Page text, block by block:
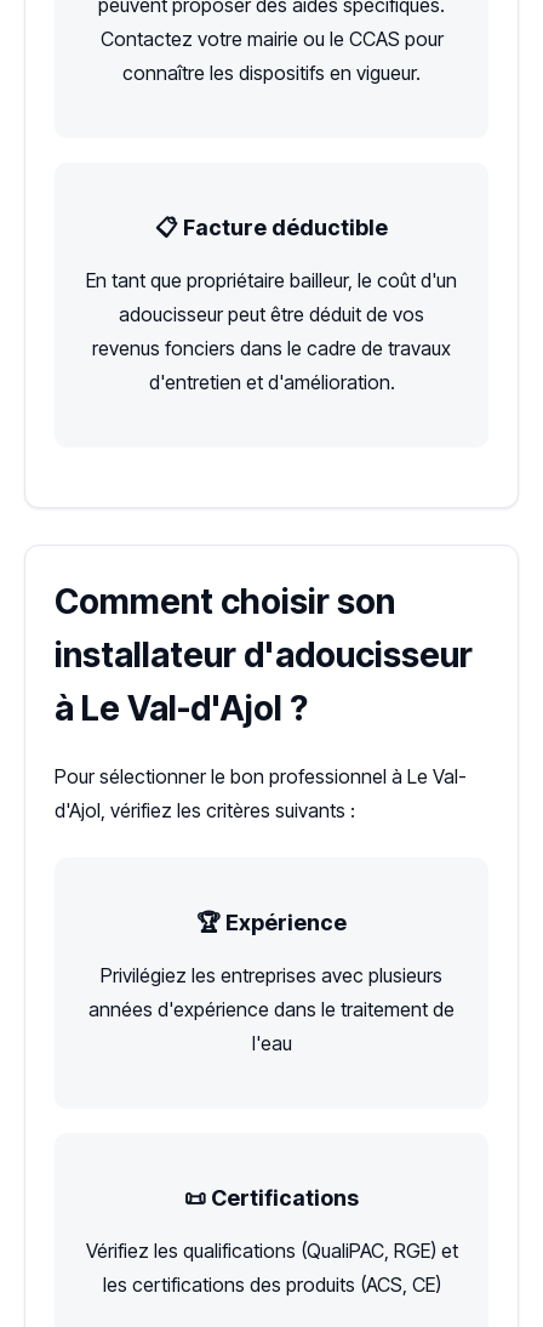
Contactez votre mairie ou le CCAS pour
connaître les dispositifs en vigueur.
📋 Facture déductible
En tant que propriétaire bailleur, le coût d'un
adoucisseur peut être déduit de vos
revenus fonciers dans le cadre de travaux
d'entretien et d'amélioration.
Comment choisir son
installateur d'adoucisseur
à Le Val-d'Ajol ?
Pour sélectionner le bon professionnel à Le Val-
d'Ajol, vérifiez les critères suivants :
🏆 Expérience
Privilégiez les entreprises avec plusieurs
années d'expérience dans le traitement de
l'eau
📜 Certifications
Vérifiez les qualifications (QualiPAC, RGE) et
les certifications des produits (ACS, CE)